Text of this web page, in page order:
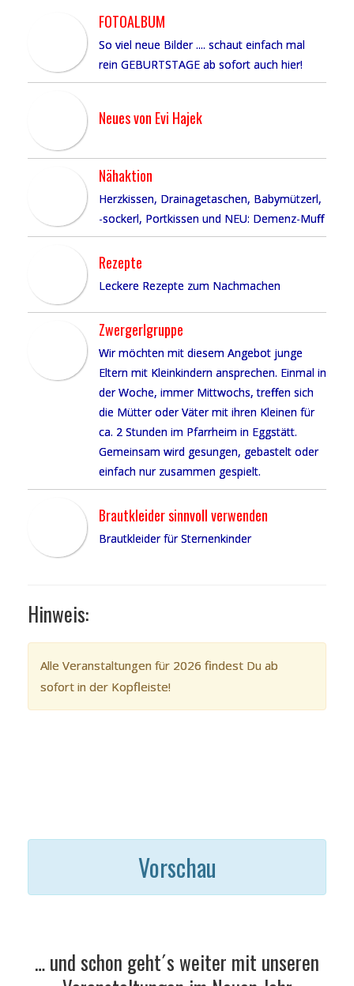
FOTOALBUM
So viel neue Bilder .... schaut einfach mal
rein GEBURTSTAGE ab sofort auch hier!
Neues von Evi Hajek
Nähaktion
Herzkissen, Drainagetaschen, Babymützerl,
-sockerl, Portkissen und NEU: Demenz-Muff
Rezepte
Leckere Rezepte zum Nachmachen
Zwergerlgruppe
Wir möchten mit diesem Angebot junge
Eltern mit Kleinkindern ansprechen. Einmal in
der Woche, immer Mittwochs, treffen sich
die Mütter oder Väter mit ihren Kleinen für
ca. 2 Stunden im Pfarrheim in Eggstätt.
Gemeinsam wird gesungen, gebastelt oder
einfach nur zusammen gespielt.
Brautkleider sinnvoll verwenden
Brautkleider für Sternenkinder
Hinweis:
Alle Veranstaltungen für 2026 findest Du ab
sofort in der Kopfleiste!
Vorschau
… und schon geht´s weiter mit unseren